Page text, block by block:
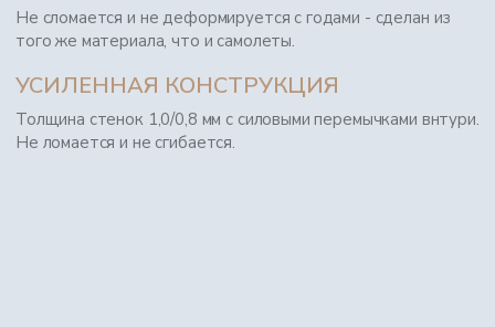
Не сломается и не деформируется с годами - сделан из
того же материала, что и самолеты.
УСИЛЕННАЯ КОНСТРУКЦИЯ
Толщина стенок 1,0/0,8 мм с силовыми перемычками внтури.
Не ломается и не сгибается.